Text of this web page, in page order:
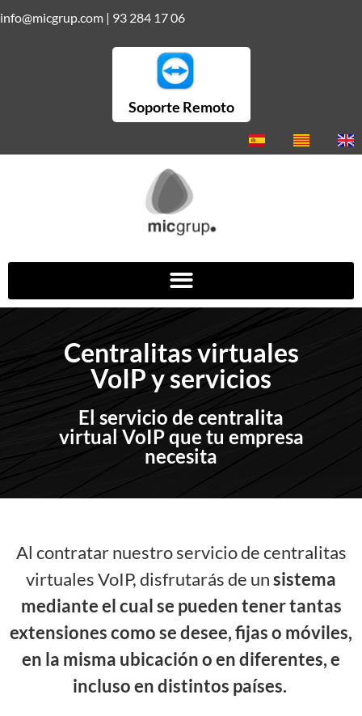
info@micgrup.com | 93 284 17 06
Soporte Remoto
Centralitas virtuales
VoIP y servicios
El servicio de centralita
virtual VoIP que tu empresa
necesita
Al contratar nuestro servicio de centralitas
virtuales VoIP, disfrutarás de unsistema
mediante el cual se pueden tener tantas
extensiones como se desee, fijas o móviles,
en la misma ubicación o en diferentes, e
incluso en distintos países.